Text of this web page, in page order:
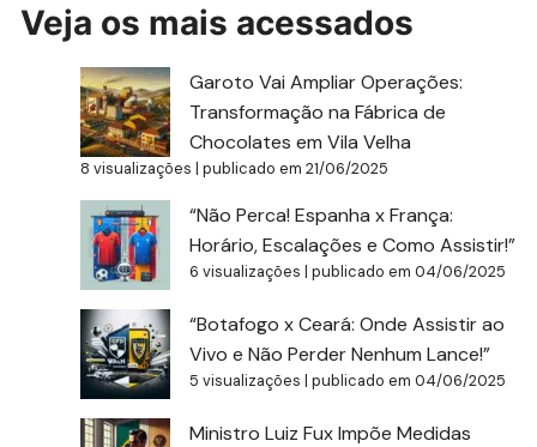
Veja os mais acessados
Garoto Vai Ampliar Operações:
Transformação na Fábrica de
Chocolates em Vila Velha
8 visualizações |publicado em 21/06/2025
“Não Perca! Espanha x França:
Horário, Escalações e Como Assistir!”
6 visualizações |publicado em 04/06/2025
“Botafogo x Ceará: Onde Assistir ao
Vivo e Não Perder Nenhum Lance!”
5 visualizações |publicado em 04/06/2025
Ministro Luiz Fux Impõe Medidas